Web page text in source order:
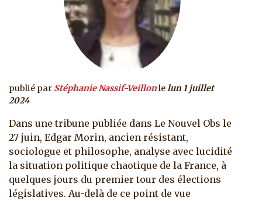
publié par Stéphanie Nassif-Veillonlelun 1 juillet
2024
Dans une tribune publiée dans Le Nouvel Obs le
27 juin, Edgar Morin, ancien résistant,
sociologue et philosophe, analyse avec lucidité
la situation politique chaotique de la France, à
quelques jours du premier tour des élections
législatives. Au-delà de ce point de vue